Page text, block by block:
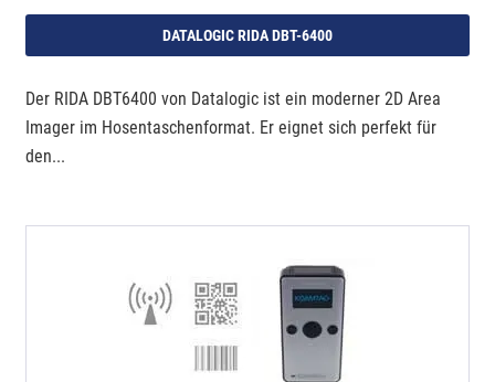
DATALOGIC RIDA DBT-6400
Der RIDA DBT6400 von Datalogic ist ein moderner 2D Area
Imager im Hosentaschenformat. Er eignet sich perfekt für
den...